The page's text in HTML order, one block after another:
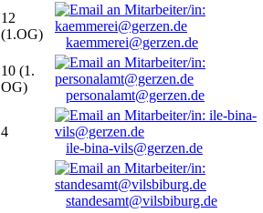
12
(1.OG)
kaemmerei@gerzen.de
10 (1.
OG)
personalamt@gerzen.de
4
ile-bina-vils@gerzen.de
standesamt@vilsbiburg.de